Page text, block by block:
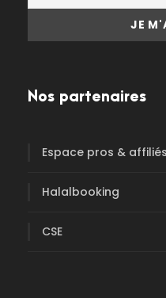
Nos partenaires
Espace pros & affiliés
Halalbooking
CSE